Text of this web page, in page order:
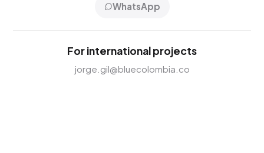
WhatsApp
For international projects
jorge.gil@bluecolombia.co